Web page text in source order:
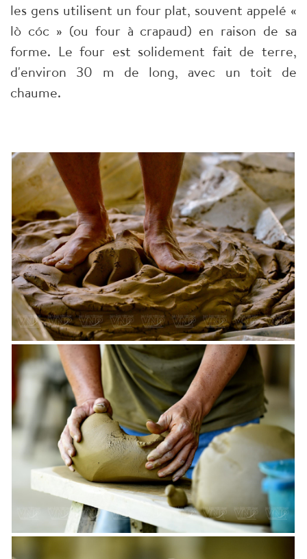
les gens utilisent un four plat, souvent appelé «
lò cóc » (ou four à crapaud) en raison de sa
forme. Le four est solidement fait de terre,
d'environ 30 m de long, avec un toit de
chaume.